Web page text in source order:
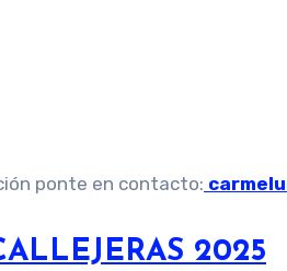
ponte en contacto:
2025